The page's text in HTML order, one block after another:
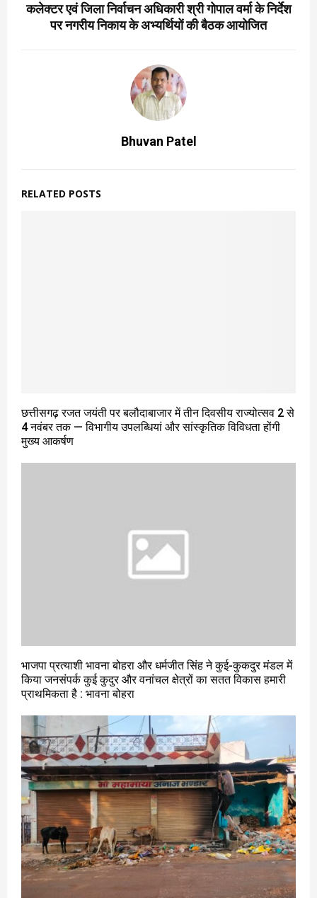
कलेक्टर एवं जिला निर्वाचन अधिकारी श्री गोपाल वर्मा के निर्देश
पर नगरीय निकाय के अभ्यर्थियों की बैठक आयोजित
Bhuvan Patel
RELATED POSTS
छत्तीसगढ़ रजत जयंती पर बलौदाबाजार में तीन दिवसीय राज्योत्सव 2 से
4 नवंबर तक — विभागीय उपलब्धियां और सांस्कृतिक विविधता होंगी
मुख्य आकर्षण
भाजपा प्रत्याशी भावना बोहरा और धर्मजीत सिंह ने कुई-कुकदुर मंडल में
किया जनसंपर्क कुई कुदुर और वनांचल क्षेत्रों का सतत विकास हमारी
प्राथमिकता है : भावना बोहरा